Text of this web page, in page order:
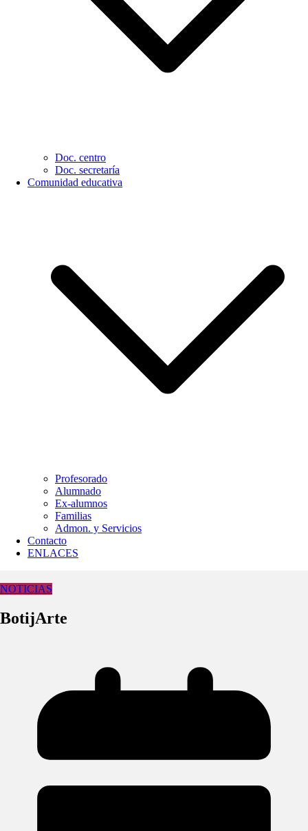
Doc. centro
Doc. secretaría
Comunidad educativa
Profesorado
Alumnado
Ex-alumnos
Familias
Admon. y Servicios
Contacto
ENLACES
NOTICIAS
BotijArte